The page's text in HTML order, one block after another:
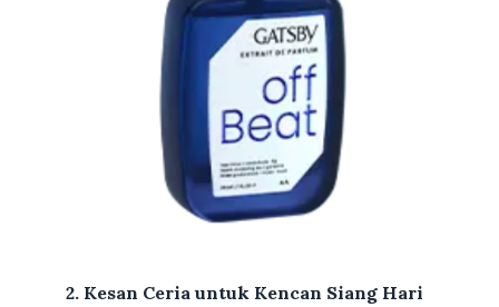
2. Kesan Ceria untuk Kencan Siang Hari